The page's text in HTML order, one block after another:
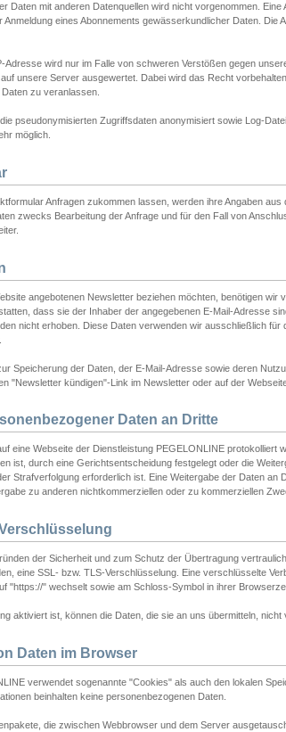
Daten mit anderen Datenquellen wird nicht vorgenommen.
eines Abonnements gewässerkundlicher Daten. Die
Adresse wird nur im Falle von schweren Verstößen gegen
unsere Server ausgewertet. Dabei wird das Recht
zu veranlassen.
pseudonymisierten Zugriffsdaten anonymisiert sowie Log-
möglich.
Anfragen zukommen lassen, werden ihre Angaben
zwecks Bearbeitung der Anfrage und für den Fall von
angebotenen Newsletter beziehen möchten, benötigen
dass sie der Inhaber der angegebenen E-Mail-Adresse
nicht erhoben. Diese Daten verwenden wir ausschließlich
Speicherung der Daten, der E-Mail-Adresse sowie deren
"Newsletter kündigen"-Link im Newsletter oder auf der
Daten an Dritte
eine Webseite der Dienstleistung PEGELONLINE protokolliert
ist, durch eine Gerichtsentscheidung festgelegt oder die
Strafverfolgung erforderlich ist. Eine Weitergabe der Daten
zu anderen nichtkommerziellen oder zu kommerziellen
der Sicherheit und zum Schutz der Übertragung
eine SSL- bzw. TLS-Verschlüsselung. Eine verschlüsselte
"https://" wechselt sowie am Schloss-Symbol in ihrer
aktiviert ist, können die Daten, die sie an uns übermitteln, nicht
Daten im Browser
verwendet sogenannte "Cookies" als auch den lokalen
beinhalten keine personenbezogenen Daten.
die zwischen Webbrowser und dem Server